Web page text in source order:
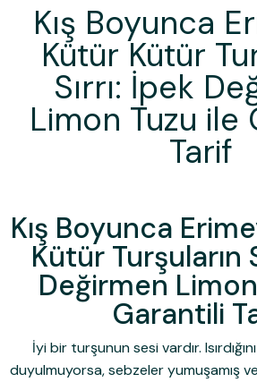
Kış Boyunca
Kütür Kütür
Sırrı: İpek
Limon Tuzu ile
Tarif
Kış Boyunca
Kütür Turşuların
Değirmen
Garantili
İyi bir turşunun sesi vardır.
duyulmuyorsa, sebzeler yumuşamış